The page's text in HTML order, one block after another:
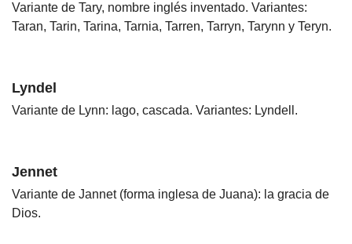
Variante de Tary, nombre inglés inventado. Variantes:
Taran, Tarin, Tarina, Tarnia, Tarren, Tarryn, Tarynn y Teryn.
Lyndel
Variante de Lynn: lago, cascada. Variantes: Lyndell.
Jennet
Variante de Jannet (forma inglesa de Juana): la gracia de
Dios.